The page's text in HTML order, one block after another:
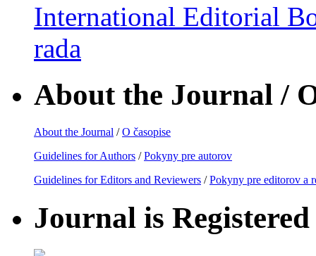
International Editorial
rada
About the Journal /
About the Journal /O časopise
Guidelines for Authors /Pokyny pre autorov
Guidelines for Editors and Reviewers /Pokyny pre editorov a
Journal is